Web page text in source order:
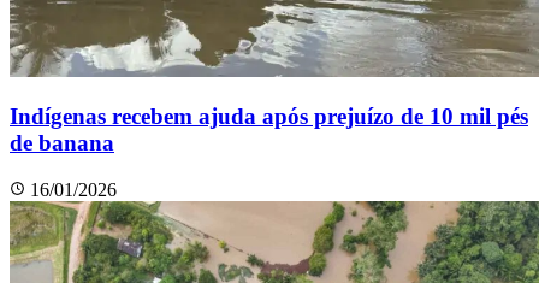
Indígenas recebem ajuda após prejuízo de 10 mil pés
de banana
16/01/2026